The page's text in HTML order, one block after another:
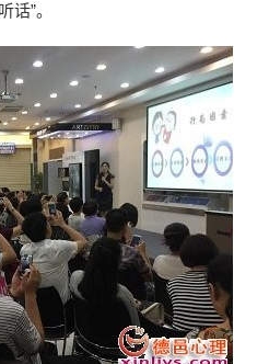
话”。